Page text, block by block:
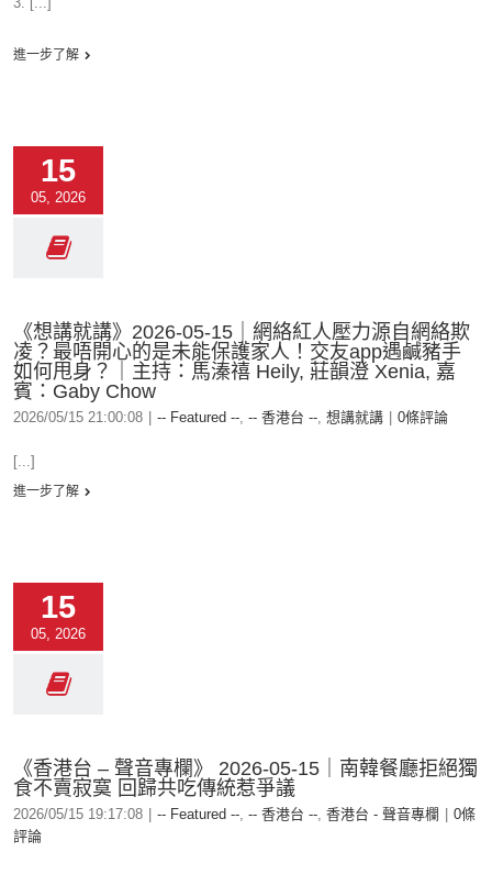
進一步了解
15
05, 2026
《想講就講》2026-05-15｜網絡紅人壓力源自網絡欺
凌？最唔開心的是未能保護家人！交友app遇鹹豬手
如何甩身？｜主持：馬溱禧 Heily, 莊韻澄 Xenia, 嘉
賓：Gaby Chow
2026/05/15 21:00:08 -- Featured --, -- 香港台 --, 想講就講 0條評論
[...]
進一步了解
15
05, 2026
《香港台 – 聲音專欄》 2026-05-15｜南韓餐廳拒絕獨
食不賣寂寞 回歸共吃傳統惹爭議
2026/05/15 19:17:08 -- Featured --, -- 香港台 --, 香港台 - 聲音專欄
0條
評論